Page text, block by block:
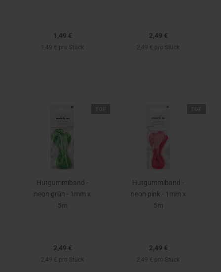
1,49 €
1,49 € pro Stück
2,49 €
2,49 € pro Stück
Hutgummiband -
neon grün - 1mm x
5m
2,49 €
2,49 € pro Stück
Hutgummiband -
neon pink - 1mm x
5m
2,49 €
2,49 € pro Stück